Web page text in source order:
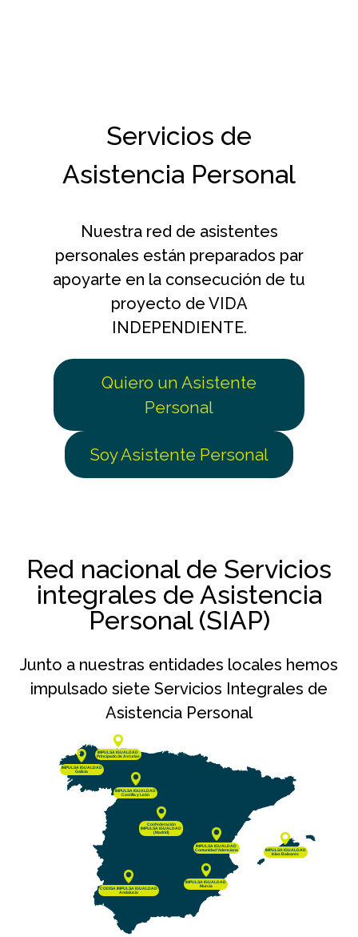
Servicios de
Asistencia Personal
Nuestra red de asistentes
personales están preparados par
apoyarte en la consecución de tu
proyecto de VIDA
INDEPENDIENTE.
Quiero un Asistente
Personal
Soy Asistente Personal
Red nacional de Servicios
integrales de Asistencia
Personal (SIAP)
Junto a nuestras entidades locales hemos
impulsado siete Servicios Integrales de
Asistencia Personal